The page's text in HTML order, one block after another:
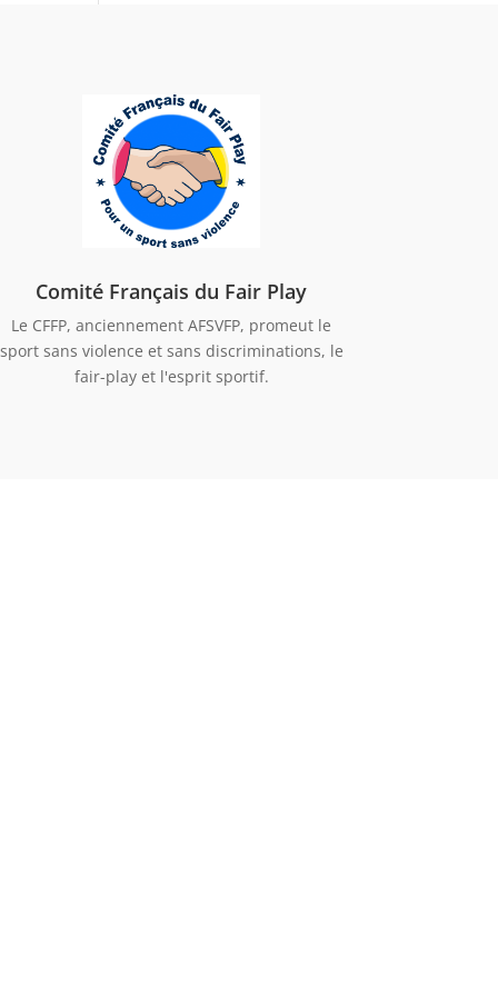
Comité Français du Fair Play
Le CFFP, anciennement AFSVFP, promeut le
sport sans violence et sans discriminations, le
fair-play et l'esprit sportif.